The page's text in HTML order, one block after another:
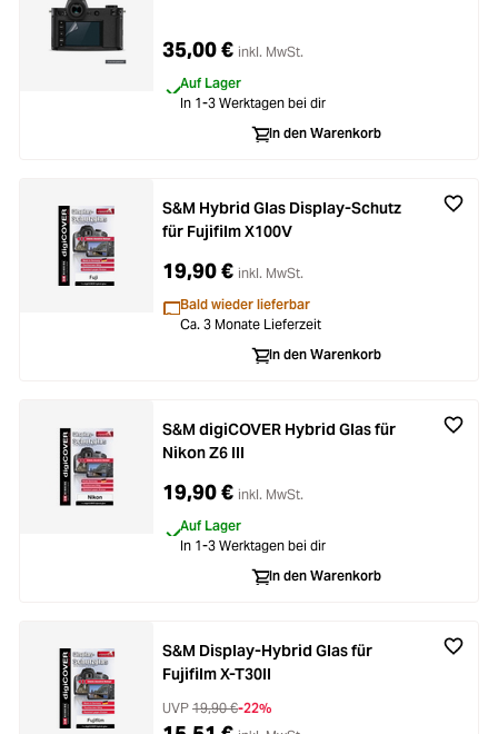
35,00 € inkl. MwSt.
Auf Lager
In 1-3 Werktagen bei dir
In den Warenkorb
S&M Hybrid Glas Display-Schutz
für Fujifilm X100V
19,90 € inkl. MwSt.
Bald wieder lieferbar
Ca. 3 Monate Lieferzeit
In den Warenkorb
S&M digiCOVER Hybrid Glas für
Nikon Z6 III
19,90 € inkl. MwSt.
Auf Lager
In 1-3 Werktagen bei dir
In den Warenkorb
S&M Display-Hybrid Glas für
Fujifilm X-T30II
UVP 19,90 €-22%